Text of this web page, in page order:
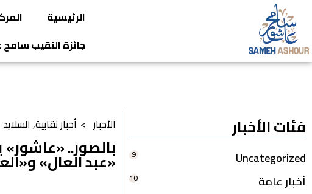
الرئيسية
جائزة النقيب
فئات الأخبار
Uncategorized
9
أخبار عامة 10
الأخبار > أخبار نقابية, السلايد
بالصور..
«عبد العال»